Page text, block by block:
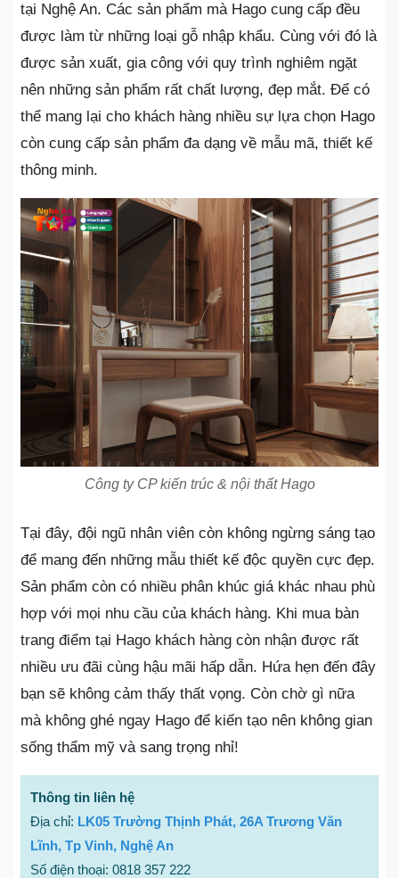
tại Nghệ An. Các sản phẩm mà Hago cung cấp đều
được làm từ những loại gỗ nhập khẩu. Cùng với đó là
được sản xuất, gia công với quy trình nghiêm ngặt
nên những sản phẩm rất chất lượng, đẹp mắt. Để có
thể mang lại cho khách hàng nhiều sự lựa chọn Hago
còn cung cấp sản phẩm đa dạng về mẫu mã, thiết kế
thông minh.
Công ty CP kiến trúc & nội thất Hago
Tại đây, đội ngũ nhân viên còn không ngừng sáng tạo
để mang đến những mẫu thiết kế độc quyền cực đẹp.
Sản phẩm còn có nhiều phân khúc giá khác nhau phù
hợp với mọi nhu cầu của khách hàng. Khi mua bàn
trang điểm tại Hago khách hàng còn nhận được rất
nhiều ưu đãi cùng hậu mãi hấp dẫn. Hứa hẹn đến đây
bạn sẽ không cảm thấy thất vọng. Còn chờ gì nữa
mà không ghé ngay Hago để kiến tạo nên không gian
sống thẩm mỹ và sang trọng nhỉ!
Thông tin liên hệ
Địa chỉ: LK05 Trường Thịnh Phát, 26A Trương Văn
Lĩnh, Tp Vinh, Nghệ An
Số điện thoại: 0818 357 222